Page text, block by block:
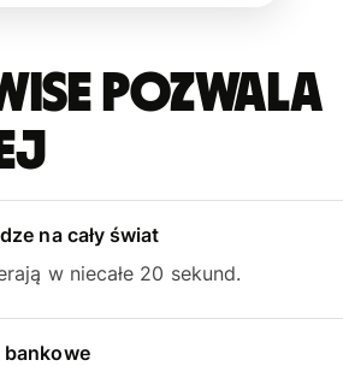
pozwala
na cały świat
w niecałe 20 sekund.
bankowe